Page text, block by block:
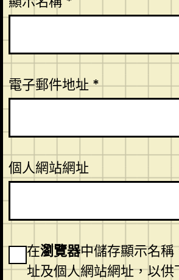
電子郵件地址*
個人網站網址
在瀏覽器中儲存顯示名
址及個人網站網址，以